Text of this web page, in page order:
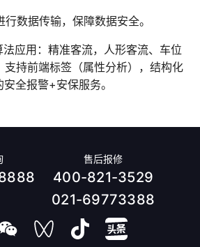
数据传输，保障数据安全。
法应用：精准客流，人形客流、车位
支持前端标签（属性分析），结构化
全报警+安保服务。
售后报修
400-821-3529
021-69773388